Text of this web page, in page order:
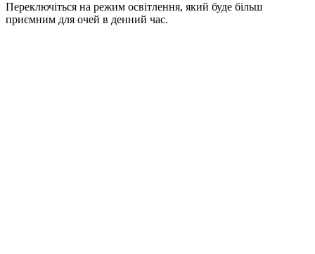
Переключіться на режим освітлення, який буде більш
приємним для очей в денний час.